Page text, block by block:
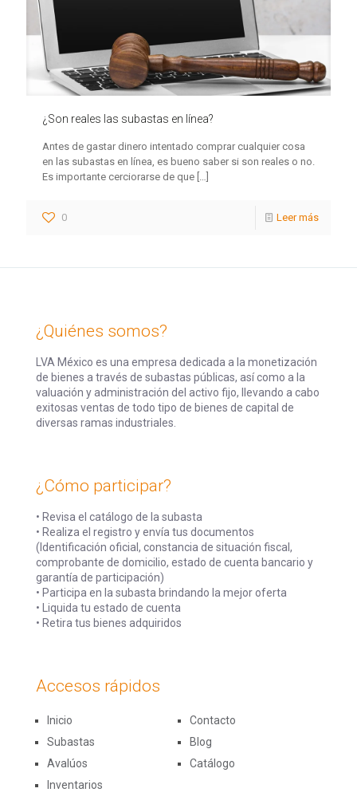
¿Son reales las subastas en línea?
Antes de gastar dinero intentado comprar cualquier cosa
en las subastas en línea, es bueno saber si son reales o no.
Es importante cerciorarse de que
0 Leer más
¿Quiénes somos?
LVA México es una empresa dedicada a la monetización
de bienes a través de subastas públicas, así como a la
valuación y administración del activo fijo, llevando a cabo
exitosas ventas de todo tipo de bienes de capital de
diversas ramas industriales.
¿Cómo participar?
• Revisa el catálogo de la subasta
• Realiza el registro y envía tus documentos
(Identificación oficial, constancia de situación fiscal,
comprobante de domicilio, estado de cuenta bancario y
garantía de participación)
• Participa en la subasta brindando la mejor oferta
• Liquida tu estado de cuenta
• Retira tus bienes adquiridos
Accesos rápidos
Inicio
Subastas
Avalúos
Inventarios
Contacto
Blog
Catálogo